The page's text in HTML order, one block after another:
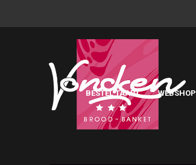
BESTEL TAART WEBSHOP